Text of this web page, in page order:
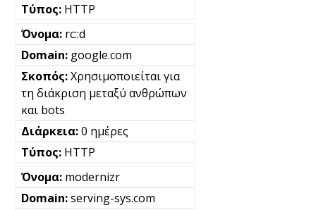
HTTP
rc::d
google.com
Χρησιμοποιείται για
τη διάκριση μεταξύ ανθρώπων
και bots
0 ημέρες
HTTP
modernizr
serving-sys.com